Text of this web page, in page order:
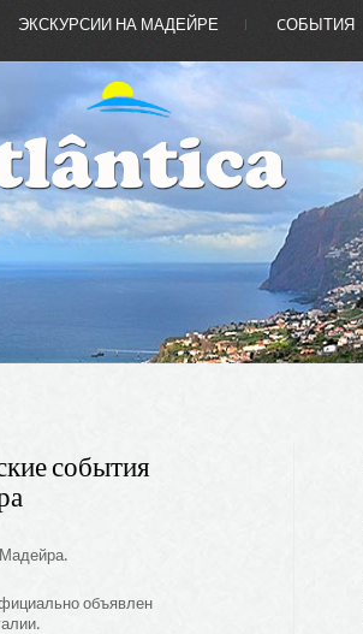
ЭКСКУРСИИ НА МАДЕЙРЕ CОБЫТИЯ
события
объявлен